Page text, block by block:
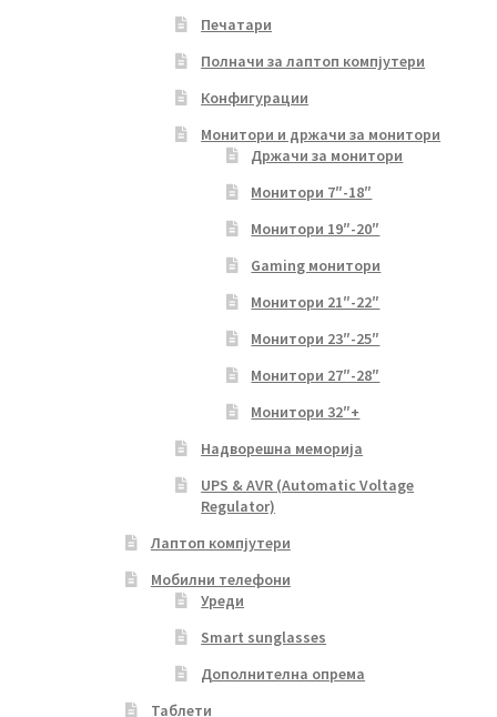
Печатари
Полначи за лаптоп компјутери
Конфигурации
Монитори и држачи за монитори
Држачи за монитори
Монитори 7″-18″
Монитори 19″-20″
Gaming монитори
Монитори 21″-22″
Монитори 23″-25″
Монитори 27″-28″
Монитори 32″+
Надворешна меморија
UPS & AVR (Automatic Voltage
Regulator)
Лаптоп компјутери
Мобилни телефони
Уреди
Smart sunglasses
Дополнителна опрема
Таблети